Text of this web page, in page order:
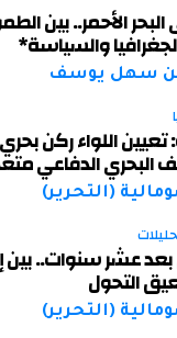
الأحمر.. بين
والسياسة*
سهل يوسف
اللواء ركن
البحري الدفاعي
(التحرير)
عشر سنوات.. بين
التحول
(التحرير)